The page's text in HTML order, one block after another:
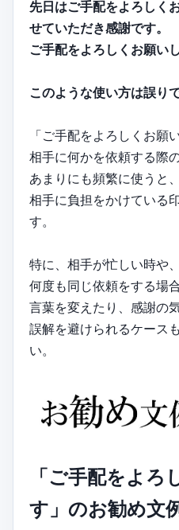
先日はご手配をよろしく
せていただき感謝です。
ご手配をよろしくお願い
このような使い方は誤りで
「ご手配をよろしくお願
相手に何かを依頼する際
あまりにも頻繁に使うと、
相手に負担をかけている
す。
特に、相手が忙しい時や、
何度も同じ依頼をする場合
言葉を変えたり、感謝の
誤解を避けられるケース
い。
「ご手配をよろ
す」のお勧め文